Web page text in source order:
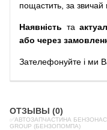
пощастить, за
Наявність та
або через
Зателефонуйте і ми
ОТЗЫВЫ (0)
✅АВТОЗАПЧАСТИНА
GROUP (БЕНЗОПОМПА)